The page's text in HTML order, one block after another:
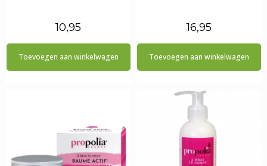
10,95
Toevoegen aan winkelwagen
16,95
Toevoegen aan winkelwagen